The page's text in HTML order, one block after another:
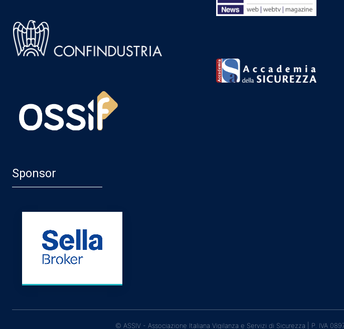
Sponsor
© ASSIV - Associazione Italiana Vigilanza e Servizi di Sicurezza | P. IVA